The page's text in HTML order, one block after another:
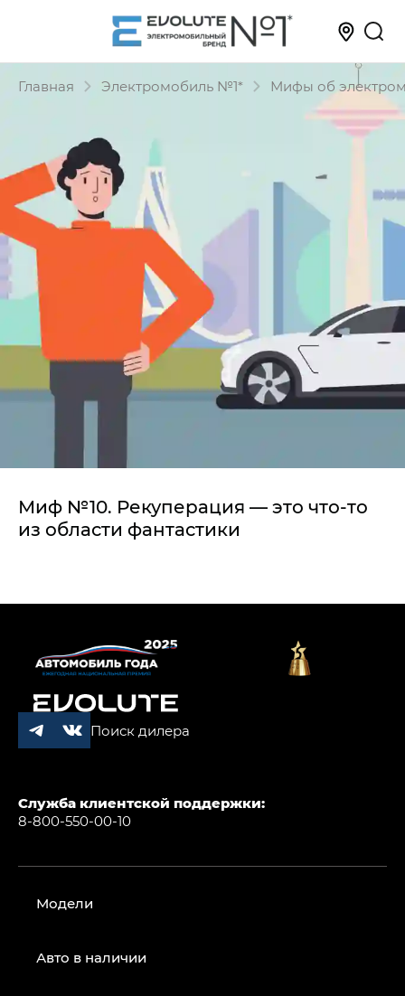
Главная Электромобиль №1* Мифы об
Миф №10. Рекуперация — это что-то
из области фантастики
Поиск дилера
Служба клиентской поддержки:
8-800-550-00-10
Модели
Авто в наличии